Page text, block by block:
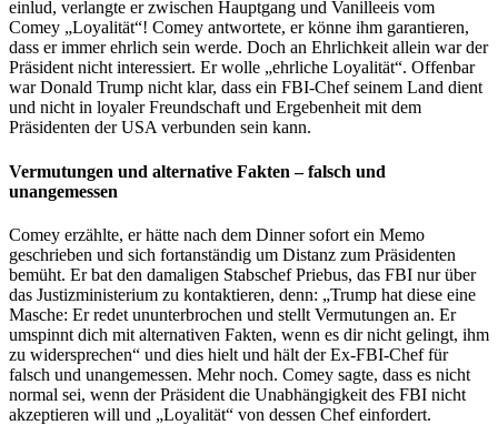
einlud, verlangte er zwischen Hauptgang und Vanilleeis vom
Comey „Loyalität“! Comey antwortete, er könne ihm garantieren,
dass er immer ehrlich sein werde. Doch an Ehrlichkeit allein war der
Präsident nicht interessiert. Er wolle „ehrliche Loyalität“. Offenbar
war Donald Trump nicht klar, dass ein FBI-Chef seinem Land dient
und nicht in loyaler Freundschaft und Ergebenheit mit dem
Präsidenten der USA verbunden sein kann.
Vermutungen und alternative Fakten – falsch und
unangemessen
Comey erzählte, er hätte nach dem Dinner sofort ein Memo
geschrieben und sich fortanständig um Distanz zum Präsidenten
bemüht. Er bat den damaligen Stabschef Priebus, das FBI nur über
das Justizministerium zu kontaktieren, denn: „Trump hat diese eine
Masche: Er redet ununterbrochen und stellt Vermutungen an. Er
umspinnt dich mit alternativen Fakten, wenn es dir nicht gelingt, ihm
zu widersprechen“ und dies hielt und hält der Ex-FBI-Chef für
falsch und unangemessen. Mehr noch. Comey sagte, dass es nicht
normal sei, wenn der Präsident die Unabhängigkeit des FBI nicht
akzeptieren will und „Loyalität“ von dessen Chef einfordert.